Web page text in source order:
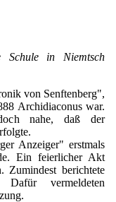
Schule in Niemtsch
von Senftenberg",
Archidiaconus war.
nahe, daß der
Anzeiger" erstmals
Ein feierlicher Akt
Zumindest berichtete
vermeldeten